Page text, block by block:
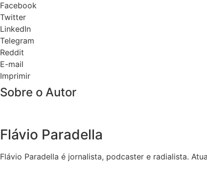
Facebook
Twitter
LinkedIn
Telegram
Reddit
E-mail
Imprimir
Sobre o Autor
Flávio Paradella
Flávio Paradella é jornalista, podcaster e radialista.